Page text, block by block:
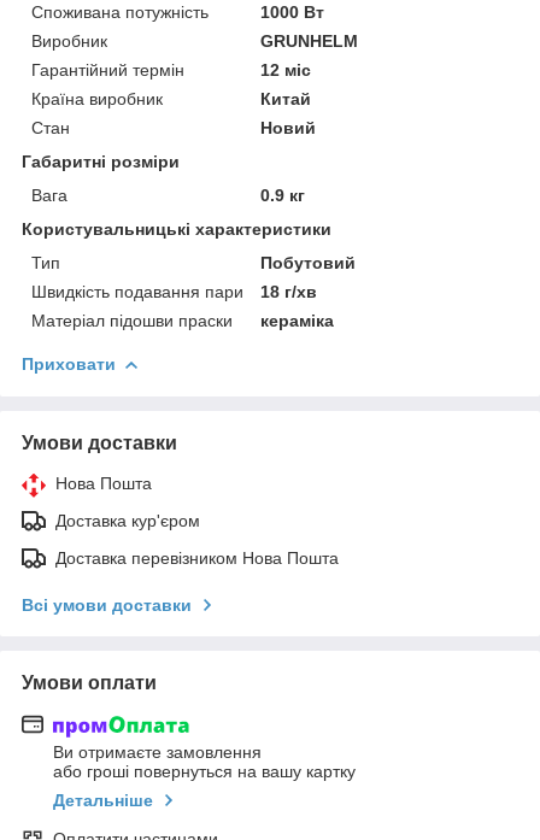
Споживана потужність
1000 Вт
Виробник
GRUNHELM
Гарантійний термін
12 міс
Країна виробник
Китай
Стан
Новий
Габаритні розміри
Вага
0.9 кг
Користувальницькі характеристики
Тип
Побутовий
Швидкість подавання пари
18 г/хв
Матеріал підошви праски
кераміка
Приховати
Умови доставки
Нова Пошта
Доставка кур'єром
Доставка перевізником Нова Пошта
Всі умови доставки
Умови оплати
Ви отримаєте замовлення
або гроші повернуться на вашу картку
Детальніше